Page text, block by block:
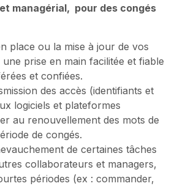
managérial, pour des congés
place ou la mise à jour de vos
prise en main facilitée et fiable
et confiées.
des accès (identifiants et
logiciels et plateformes
au renouvellement des mots de
de congés.
de certaines tâches
collaborateurs et managers,
périodes (ex : commander,